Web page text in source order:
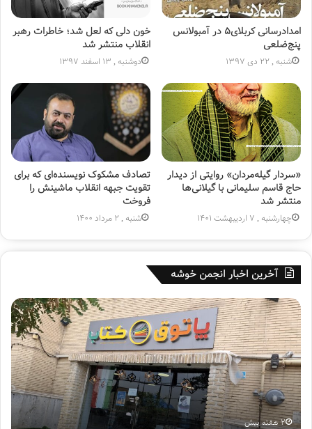
امدادرسانی کربلای۵ در آمبولانس
پنج‌ضلعی
شنبه , 22 دی 1397
خون دلی که لعل شد؛ خاطرات رهبر
انقلاب منتشر شد
دوشنبه , 13 اسفند 1397
«سردار گیله‌مردان» روایتی از دیدار
حاج قاسم سلیمانی با گیلانی‌ها
منتشر شد
چهارشنبه , 7 اردیبهشت 1401
تصادف مشکوک نویسنده‌ای که برای
تقویت جبهه انقلاب ماشینش را
فروخت
شنبه , 2 مرداد 1400
آخرین اخبار انجمن خوشه
ه
ف
ت
م
ی
ن
پ
و
ی
دوشنبه , 25 خرداد 1405